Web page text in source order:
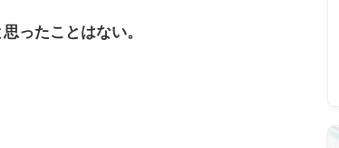
ったことはない。